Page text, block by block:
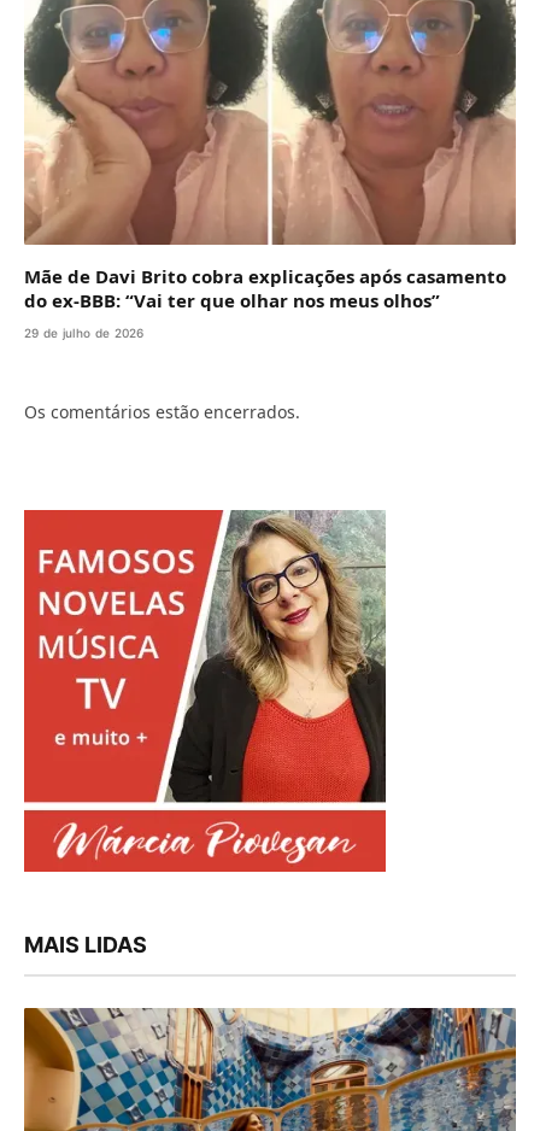
Mãe de Davi Brito cobra explicações após casamento
do ex-BBB: “Vai ter que olhar nos meus olhos”
29 de julho de 2026
Os comentários estão encerrados.
MAIS LIDAS